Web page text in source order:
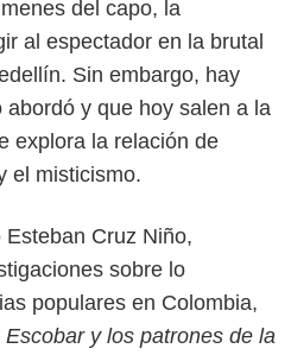
del capo, la
al espectador en la brutal
Sin embargo, hay
y que hoy salen a la
explora la relación de
el misticismo.
Cruz Niño,
sobre lo
populares en Colombia,
Escobar y los patrones de la
Netflix